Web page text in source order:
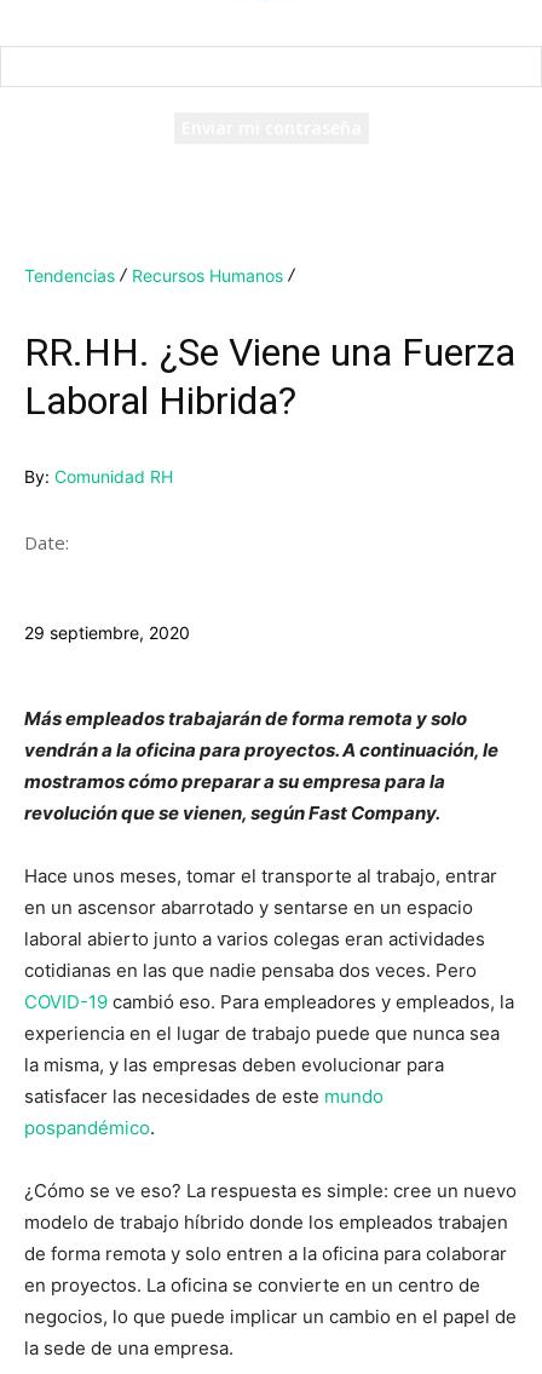
Tendencias Recursos Humanos
RR.HH. ¿Se Viene una Fuerza
Laboral Hibrida?
By: Comunidad RH
Date:
29 septiembre, 2020
Más empleados trabajarán de forma remota y solo
vendrán a la oficina para proyectos. A continuación, le
mostramos cómo preparar a su empresa para la
revolución que se vienen, según Fast Company.
Hace unos meses, tomar el transporte al trabajo, entrar
en un ascensor abarrotado y sentarse en un espacio
laboral abierto junto a varios colegas eran actividades
cotidianas en las que nadie pensaba dos veces. Pero
COVID-19 cambió eso. Para empleadores y empleados, la
experiencia en el lugar de trabajo puede que nunca sea
la misma, y ​​las empresas deben evolucionar para
satisfacer las necesidades de este mundo
pospandémico.
¿Cómo se ve eso? La respuesta es simple: cree un nuevo
modelo de trabajo híbrido donde los empleados trabajen
de forma remota y solo entren a la oficina para colaborar
en proyectos. La oficina se convierte en un centro de
negocios, lo que puede implicar un cambio en el papel de
la sede de una empresa.